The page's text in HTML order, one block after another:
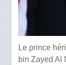
Le prince
bin Zayed Al